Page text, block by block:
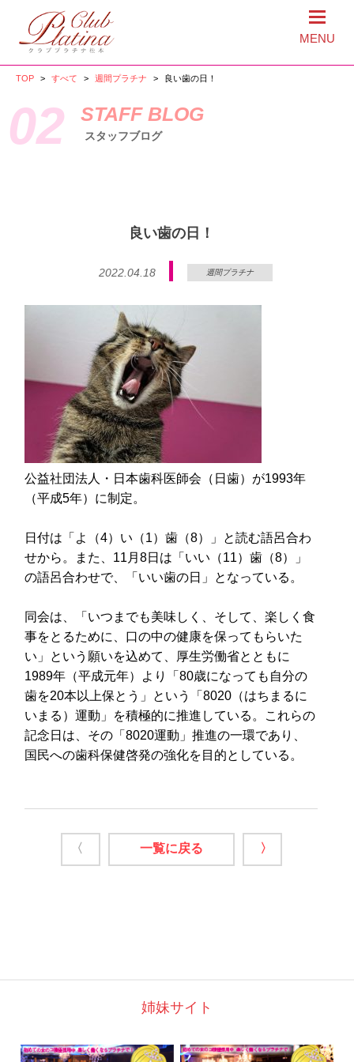
MENU
TOP > すべて > 週間プラチナ > 良い歯の日！
02 STAFF BLOG
スタッフブログ
良い歯の日！
2022.04.18 週間プラチナ
公益社団法人・日本歯科医師会（日歯）が1993年
（平成5年）に制定。
日付は「よ（4）い（1）歯（8）」と読む語呂合わ
せから。また、11月8日は「いい（11）歯（8）」
の語呂合わせで、「いい歯の日」となっている。
同会は、「いつまでも美味しく、そして、楽しく食
事をとるために、口の中の健康を保ってもらいた
い」という願いを込めて、厚生労働省とともに
1989年（平成元年）より「80歳になっても自分の
歯を20本以上保とう」という「8020（はちまるに
いまる）運動」を積極的に推進している。これらの
記念日は、その「8020運動」推進の一環であり、
国民への歯科保健啓発の強化を目的としている。
〈 一覧に戻る 〉
姉妹サイト